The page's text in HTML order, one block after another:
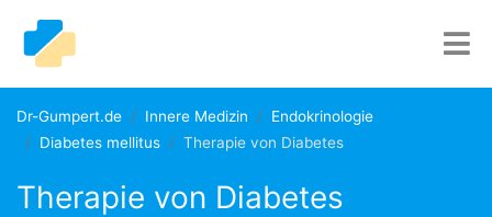
Dr-Gumpert.de Innere Medizin
Endokrinologie
Diabetes mellitus
Therapie von Diabetes
Therapie von Diabetes